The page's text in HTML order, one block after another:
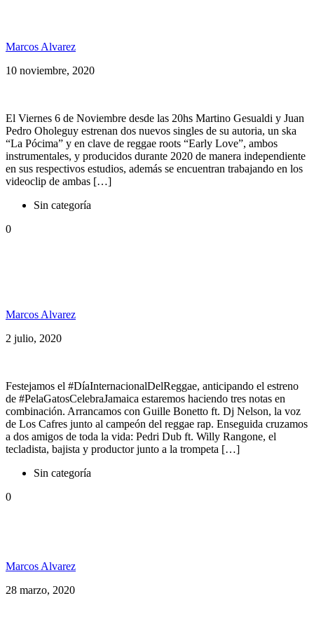
Marcos Alvarez
10 noviembre, 2020
El Viernes 6 de Noviembre desde las 20hs Martino Gesualdi y Juan
Pedro Oholeguy estrenan dos nuevos singles de su autoria, un ska
“La Pócima” y en clave de reggae roots “Early Love”, ambos
instrumentales, y producidos durante 2020 de manera independiente
en sus respectivos estudios, además se encuentran trabajando en los
videoclip de ambas […]
Sin categoría
0
Marcos Alvarez
2 julio, 2020
Festejamos el #DíaInternacionalDelReggae, anticipando el estreno
de #PelaGatosCelebraJamaica estaremos haciendo tres notas en
combinación. Arrancamos con Guille Bonetto ft. Dj Nelson, la voz
de Los Cafres junto al campeón del reggae rap. Enseguida cruzamos
a dos amigos de toda la vida: Pedri Dub ft. Willy Rangone, el
tecladista, bajista y productor junto a la trompeta […]
Sin categoría
0
Marcos Alvarez
28 marzo, 2020